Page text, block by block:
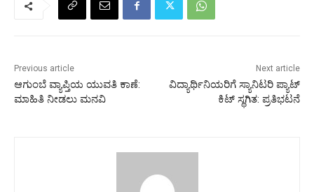
Previous article
ಆಗುಂಬೆ ವ್ಯಾಪ್ತಿಯ ಯುವತಿ ಕಾಣೆ:
ಮಾಹಿತಿ ನೀಡಲು ಮನವಿ
Next article
ವಿದ್ಯಾರ್ಥಿನಿಯರಿಗೆ ಸ್ಯಾನಿಟರಿ ಪ್ಯಾಟ್‌
ಕಿಟ್‌ ಸ್ಥಗಿತ: ಪ್ರತಿಭಟನೆ